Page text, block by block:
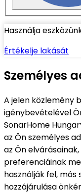
Használja
Értékelje lakását
Személyes
A jelen közlemény
igénybevételével
SonarHome
az Ön személyes
az Ön
preferenciáinak
használják fel, más
hozzájárulása